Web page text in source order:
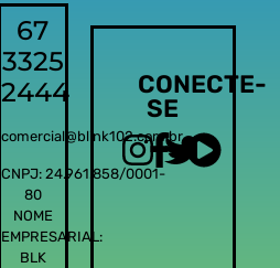
67
3325
2444
comercial@blink102.com.br
CNPJ: 24.961.858/0001-
80
NOME
EMPRESARIAL:
BLK
CONECTE-
SE